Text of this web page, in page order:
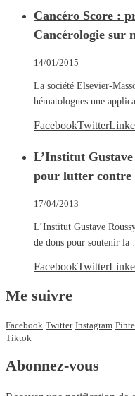
Cancéro Score :
Cancérologie sur
14/01/2015
La société Elsevier-
hématologues une
FacebookTwitter
L’Institut Gustave
pour lutter contre
17/04/2013
L’Institut Gustave
de dons pour soutenir
FacebookTwitter
Me suivre
Facebook Twitter Instagram
Tiktok
Abonnez-vous